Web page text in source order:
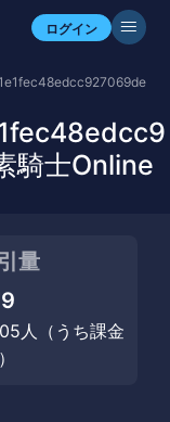
ログイン
自分のアセットを確認
騎士Online
量
人（うち課金